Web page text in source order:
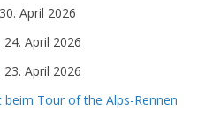
30. April 2026
24. April 2026
23. April 2026
Tour of the Alps-Rennen